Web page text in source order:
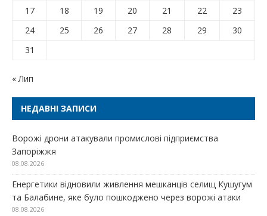
17
18 19 20 21 22
23
24
25 26 27 28 29
30
31
« Лип
НЕДАВНІ ЗАПИСИ
Ворожі дрони атакували промислові підприємства
Запоріжжя
08.08.2026
Енергетики відновили живлення мешканців селищ Кушугум
та Балабине, яке було пошкоджено через ворожі атаки
08.08.2026